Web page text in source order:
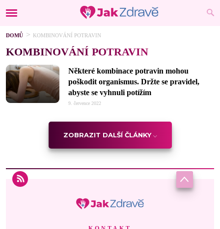
DOMŮ KOMBINOVÁNÍ POTRAVIN
KOMBINOVÁNÍ POTRAVIN
Některé kombinace potravin mohou
poškodit organismus. Držte se pravidel,
abyste se vyhnuli potížím
9. července 2022
ZOBRAZIT DALŠÍ ČLÁNKY